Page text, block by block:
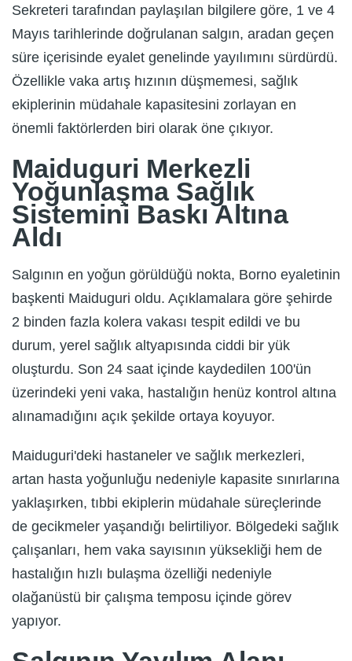
Sekreteri tarafından paylaşılan bilgilere göre, 1 ve 4
Mayıs tarihlerinde doğrulanan salgın, aradan geçen
süre içerisinde eyalet genelinde yayılımını sürdürdü.
Özellikle vaka artış hızının düşmemesi, sağlık
ekiplerinin müdahale kapasitesini zorlayan en
önemli faktörlerden biri olarak öne çıkıyor.
Maiduguri Merkezli
Yoğunlaşma Sağlık
Sistemini Baskı Altına
Aldı
Salgının en yoğun görüldüğü nokta, Borno eyaletinin
başkenti Maiduguri oldu. Açıklamalara göre şehirde
2 binden fazla kolera vakası tespit edildi ve bu
durum, yerel sağlık altyapısında ciddi bir yük
oluşturdu. Son 24 saat içinde kaydedilen 100'ün
üzerindeki yeni vaka, hastalığın henüz kontrol altına
alınamadığını açık şekilde ortaya koyuyor.
Maiduguri'deki hastaneler ve sağlık merkezleri,
artan hasta yoğunluğu nedeniyle kapasite sınırlarına
yaklaşırken, tıbbi ekiplerin müdahale süreçlerinde
de gecikmeler yaşandığı belirtiliyor. Bölgedeki sağlık
çalışanları, hem vaka sayısının yüksekliği hem de
hastalığın hızlı bulaşma özelliği nedeniyle
olağanüstü bir çalışma temposu içinde görev
yapıyor.